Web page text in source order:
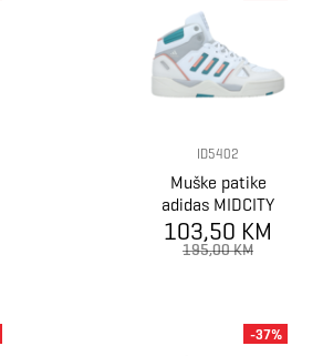
ID5402
Muške patike
adidas MIDCITY
MID
103,50 KM
195,00 KM
-37%